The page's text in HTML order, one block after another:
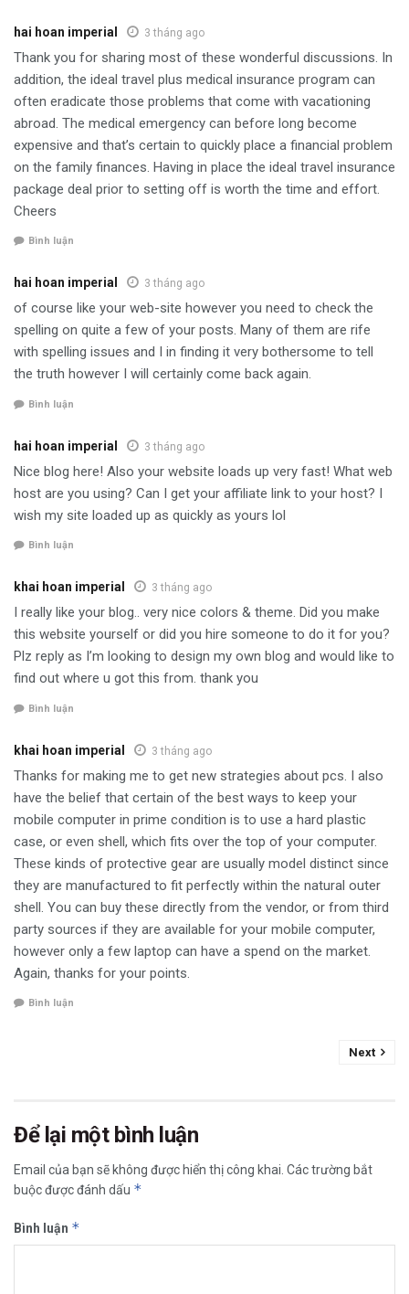
hai hoan imperial 3 tháng ago
Thank you for sharing most of these wonderful discussions. In
addition, the ideal travel plus medical insurance program can
often eradicate those problems that come with vacationing
abroad. The medical emergency can before long become
expensive and that’s certain to quickly place a financial problem
on the family finances. Having in place the ideal travel insurance
package deal prior to setting off is worth the time and effort.
Cheers
Bình luận
hai hoan imperial 3 tháng ago
of course like your web-site however you need to check the
spelling on quite a few of your posts. Many of them are rife
with spelling issues and I in finding it very bothersome to tell
the truth however I will certainly come back again.
Bình luận
hai hoan imperial 3 tháng ago
Nice blog here! Also your website loads up very fast! What web
host are you using? Can I get your affiliate link to your host? I
wish my site loaded up as quickly as yours lol
Bình luận
khai hoan imperial 3 tháng ago
I really like your blog.. very nice colors & theme. Did you make
this website yourself or did you hire someone to do it for you?
Plz reply as I’m looking to design my own blog and would like to
find out where u got this from. thank you
Bình luận
khai hoan imperial 3 tháng ago
Thanks for making me to get new strategies about pcs. I also
have the belief that certain of the best ways to keep your
mobile computer in prime condition is to use a hard plastic
case, or even shell, which fits over the top of your computer.
These kinds of protective gear are usually model distinct since
they are manufactured to fit perfectly within the natural outer
shell. You can buy these directly from the vendor, or from third
party sources if they are available for your mobile computer,
however only a few laptop can have a spend on the market.
Again, thanks for your points.
Bình luận
Next
Để lại một bình luận
Email của bạn sẽ không được hiển thị công khai. Các trường bắt
buộc được đánh dấu *
Bình luận *